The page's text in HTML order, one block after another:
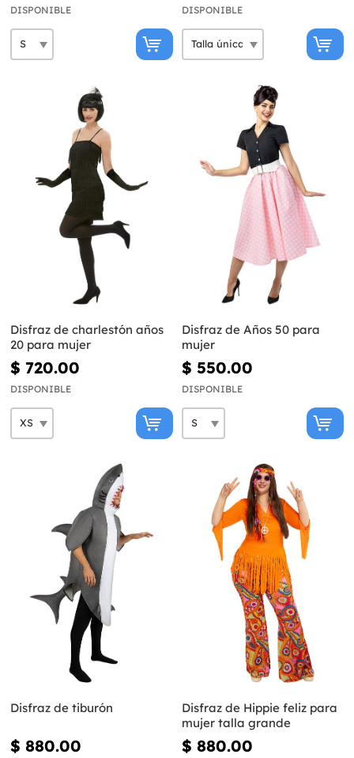
DISPONIBLE DISPONIBLE
Disfraz de charlestón años
20 para mujer
$ 720.00
DISPONIBLE
Disfraz de Años 50 para
mujer
$ 550.00
DISPONIBLE
Disfraz de tiburón
$ 880.00
Disfraz de Hippie feliz para
mujer talla grande
$ 880.00